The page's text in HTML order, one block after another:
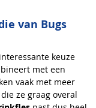
van Bugs
keuze
met een
vaak met meer
ze graag overal